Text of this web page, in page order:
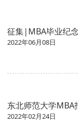
征集|MBA毕业纪
2022年06月08日
东北师范大学MBA
2022年02月24日